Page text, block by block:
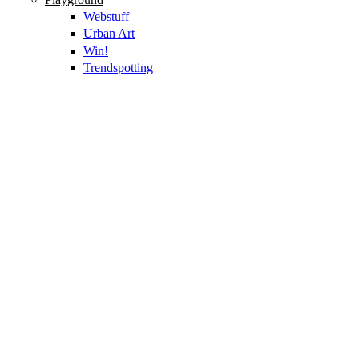
Webstuff
Urban Art
Win!
Trendspotting